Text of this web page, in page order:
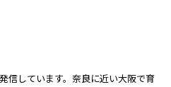
信しています。奈良に近い大阪で育